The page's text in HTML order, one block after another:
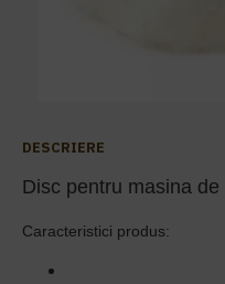
DESCRIERE
Disc pentru masina
Caracteristici produs: